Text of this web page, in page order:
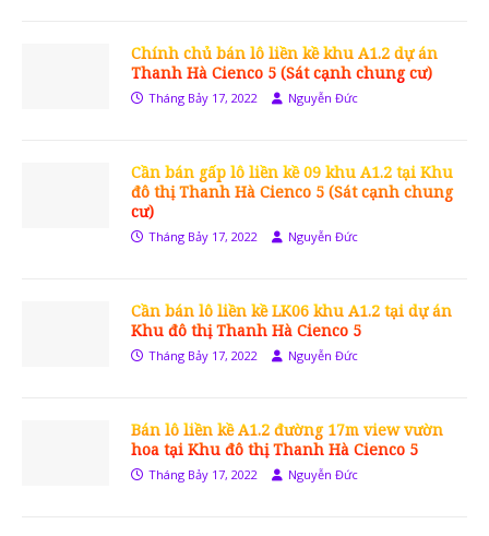
Chính chủ bán lô liền kề khu A1.2 dự án
Thanh Hà Cienco 5 (Sát cạnh chung cư)
Tháng Bảy 17, 2022 Nguyễn Đức
Cần bán gấp lô liền kề 09 khu A1.2 tại Khu
đô thị Thanh Hà Cienco 5 (Sát cạnh chung
cư)
Tháng Bảy 17, 2022 Nguyễn Đức
Cần bán lô liền kề LK06 khu A1.2 tại dự án
Khu đô thị Thanh Hà Cienco 5
Tháng Bảy 17, 2022 Nguyễn Đức
Bán lô liền kề A1.2 đường 17m view vườn
hoa tại Khu đô thị Thanh Hà Cienco 5
Tháng Bảy 17, 2022 Nguyễn Đức